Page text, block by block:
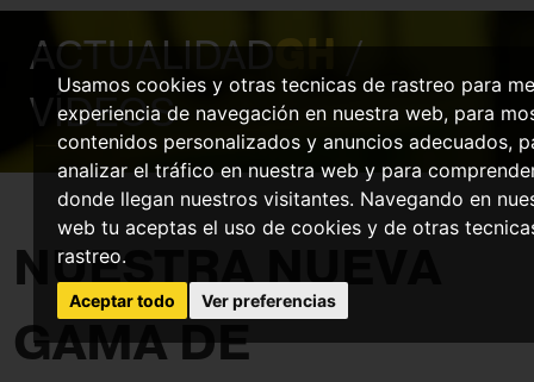
Usamos cookies y otras tecnicas de rastreo para
experiencia de navegación en nuestra web, para
contenidos personalizados y anuncios adecuados,
analizar el tráfico en nuestra web y para
donde llegan nuestros visitantes. Navegando en
web tu aceptas el uso de cookies y de otras
rastreo.
Aceptar todo Ver preferencias
ACTUALIDADGH /
VÍDEOS
NUESTRA NUEVA
GAMA DE